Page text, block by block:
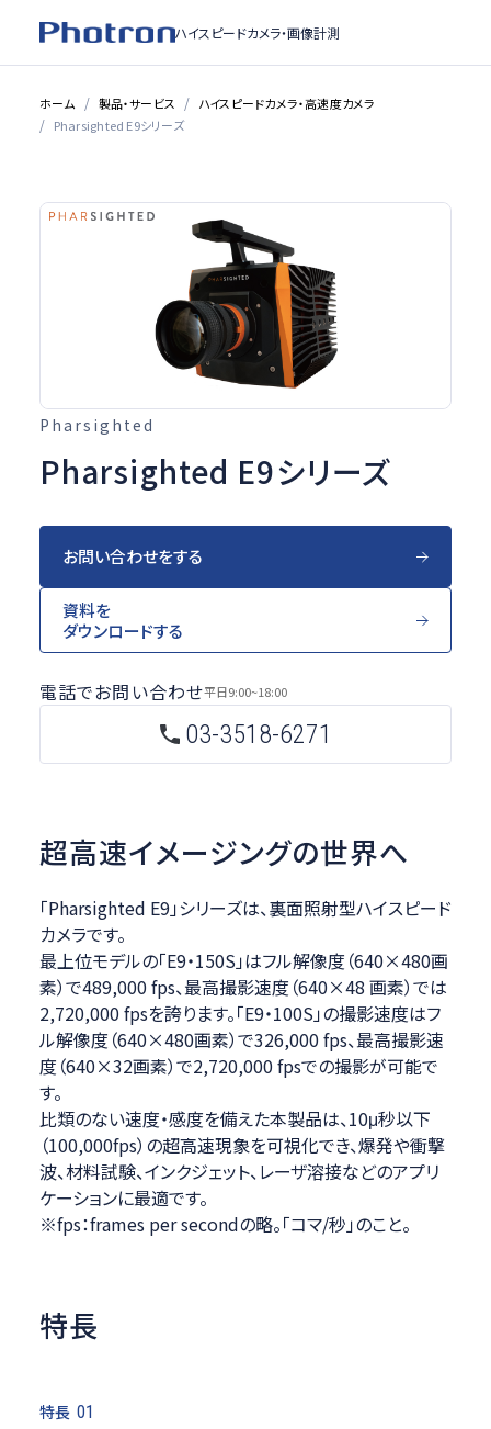
ハイスピードカメラ・画像計測
ホーム 製品・サービス
ハイスピードカメラ・高速度カメラ
Pharsighted E9シリーズ
Pharsighted
Pharsighted E9シリーズ
お問い合わせをする
資料を
ダウンロードする
電話でお問い合わせ平日9:00~18:00
03-3518-6271
超高速イメージングの世界へ
「Pharsighted E9」シリーズは、裏面照射型ハイスピード
カメラです。
最上位モデルの「E9・150S」はフル解像度（640×480画
素）で489,000 fps、最高撮影速度（640×48 画素）では
2,720,000 fpsを誇ります。「E9・100S」の撮影速度はフ
ル解像度（640×480画素）で326,000 fps、最高撮影速
度（640×32画素）で2,720,000 fpsでの撮影が可能で
す。
比類のない速度・感度を備えた本製品は、10μ秒以下
（100,000fps）の超高速現象を可視化でき、爆発や衝撃
波、材料試験、インクジェット、レーザ溶接などのアプリ
ケーションに最適です。
※fps：frames per secondの略。「コマ/秒」のこと。
特長
特長 01